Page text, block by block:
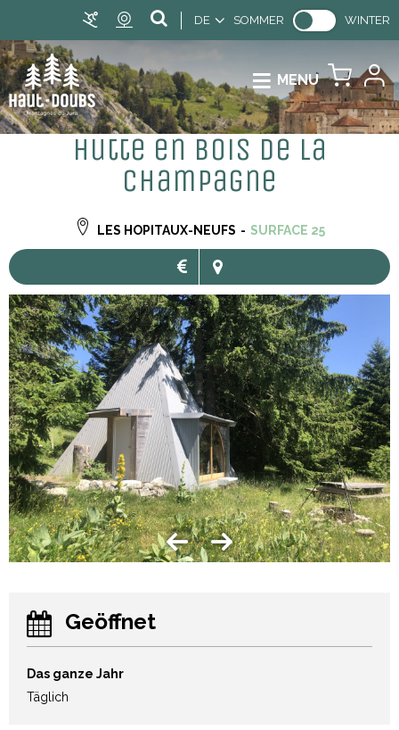
DE SOMMER WINTER
MENU
Hutte en bois de la
Champagne
LES HOPITAUX-NEUFS SURFACE 25
Geöffnet
Das ganze Jahr
Täglich